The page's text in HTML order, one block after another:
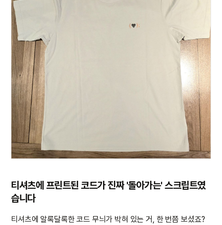
티셔츠에 프린트된 코드가 진짜 '돌아가는' 스크립트였
습니다
티셔츠에 알록달록한 코드 무늬가 박혀 있는 거, 한 번쯤 보셨죠?